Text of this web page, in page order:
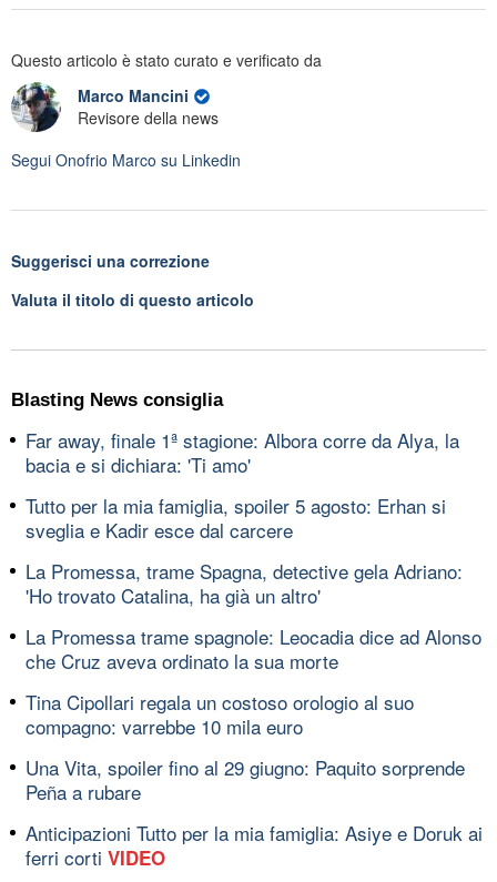
Questo articolo è stato curato e verificato da
Marco Mancini
Revisore della news
Segui Onofrio Marco su Linkedin
Suggerisci una correzione
Valuta il titolo di questo articolo
Blasting News consiglia
Far away, finale 1ª stagione: Albora corre da Alya, la
bacia e si dichiara: 'Ti amo'
Tutto per la mia famiglia, spoiler 5 agosto: Erhan si
sveglia e Kadir esce dal carcere
La Promessa, trame Spagna, detective gela Adriano:
'Ho trovato Catalina, ha già un altro'
La Promessa trame spagnole: Leocadia dice ad Alonso
che Cruz aveva ordinato la sua morte
Tina Cipollari regala un costoso orologio al suo
compagno: varrebbe 10 mila euro
Una Vita, spoiler fino al 29 giugno: Paquito sorprende
Peña a rubare
Anticipazioni Tutto per la mia famiglia: Asiye e Doruk ai
ferri corti VIDEO